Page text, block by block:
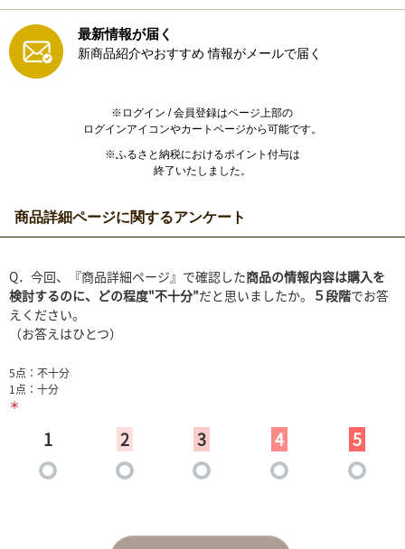
最新情報が届く
新商品紹介やおすすめ 情報がメールで届く
※ログイン / 会員登録はページ上部の
ログインアイコンやカートページから可能です。
※ふるさと納税におけるポイント付与は
終了いたしました。
商品詳細ページに関するアンケート